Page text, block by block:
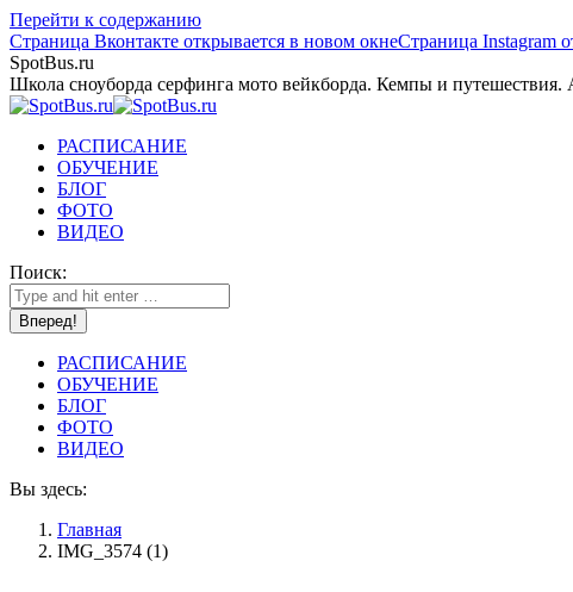
Перейти к содержанию
Страница Вконтакте открывается в новом окнеСтраница Instagram
SpotBus.ru
Школа сноуборда серфинга мото вейкборда. Кемпы и путешествия.
РАСПИСАНИЕ
ОБУЧЕНИЕ
БЛОГ
ФОТО
ВИДЕО
Поиск:
РАСПИСАНИЕ
ОБУЧЕНИЕ
БЛОГ
ФОТО
ВИДЕО
Вы здесь:
Главная
IMG_3574 (1)